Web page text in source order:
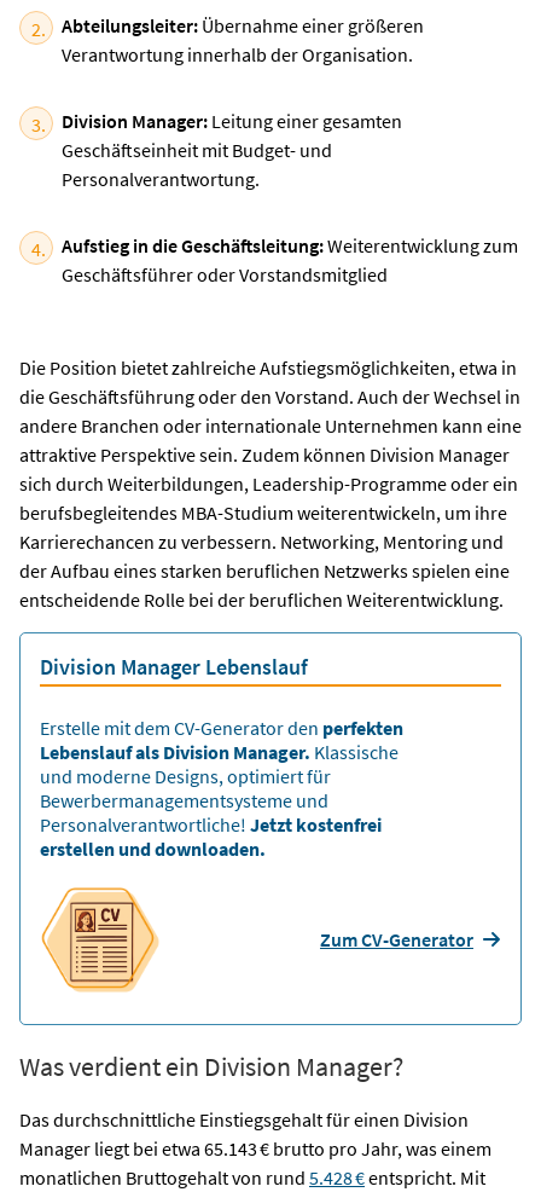
Abteilungsleiter: Übernahme einer größeren
Verantwortung innerhalb der Organisation.
Division Manager: Leitung einer gesamten
Geschäftseinheit mit Budget- und
Personalverantwortung.
Aufstieg in die Geschäftsleitung:Weiterentwicklung zum
Geschäftsführer oder Vorstandsmitglied
Die Position bietet zahlreiche Aufstiegsmöglichkeiten, etwa in
die Geschäftsführung oder den Vorstand. Auch der Wechsel in
andere Branchen oder internationale Unternehmen kann eine
attraktive Perspektive sein. Zudem können Division Manager
sich durch Weiterbildungen, Leadership-Programme oder ein
berufsbegleitendes MBA-Studium weiterentwickeln, um ihre
Karrierechancen zu verbessern. Networking, Mentoring und
der Aufbau eines starken beruflichen Netzwerks spielen eine
entscheidende Rolle bei der beruflichen Weiterentwicklung.
Division Manager Lebenslauf
Erstelle mit dem CV-Generator den perfekten
Lebenslauf als Division Manager. Klassische
und moderne Designs, optimiert für
Bewerbermanagementsysteme und
Personalverantwortliche! Jetzt kostenfrei
erstellen und downloaden.
Zum CV-Generator
Was verdient ein Division Manager?
Das durchschnittliche Einstiegsgehalt für einen Division
Manager liegt bei etwa 65.143 € brutto pro Jahr, was einem
monatlichen Bruttogehalt von rund 5.428 €entspricht. Mit